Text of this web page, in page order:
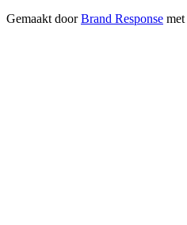
Gemaakt doorBrand Response met